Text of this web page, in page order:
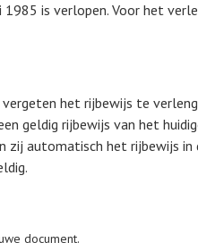
is verlopen. Voor het
het rijbewijs te
geldig rijbewijs van het
zij automatisch het rijbewijs
document.